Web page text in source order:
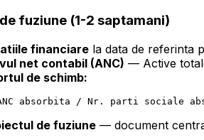
fuziune (1-2 saptamani)
financiare la data de referinta
net contabil (ANC) — Active
de schimb:
de fuziune — document